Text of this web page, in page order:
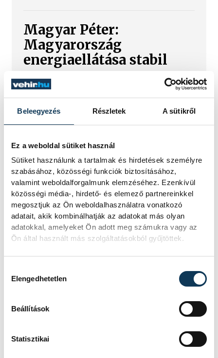
Beleegyezés Részletek A sütikről
Ez a weboldal sütiket használ
Sütiket használunk a tartalmak és hirdetések személyre
szabásához, közösségi funkciók biztosításához,
valamint weboldalforgalmunk elemzéséhez. Ezenkívül
közösségi média-, hirdető- és elemező partnereinkkel
megosztjuk az Ön weboldalhasználatra vonatkozó
adatait, akik kombinálhatják az adatokat más olyan
adatokkal, amelyeket Ön adott meg számukra vagy az
Ön által használt más szolgáltatásokból gyűjtöttek.
Elengedhetetlen
Beállítások
Statisztikai
Magyar Péter:
Magyarország
energiaellátása stabil
Jelenleg stabil Magyarország
energiaellátása, a paksi erőmű
munkatársai azon dolgoznak, hogy az
utolsó még termelő turbina
hibamentesen működjön - közölte a
keddi látogatása során.
Játék közben fedezik fel
a tudomány világát a
veszprémi gyerekek
Látványos kísérletek, kreatív
Marietta, a központ vezetője mutatja
természettudományok
megismerését.